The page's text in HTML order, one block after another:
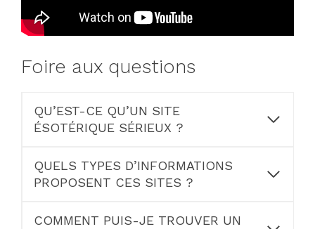
Foire aux questions
QU’EST-CE QU’UN SITE
ÉSOTÉRIQUE SÉRIEUX ?
QUELS TYPES D’INFORMATIONS
PROPOSENT CES SITES ?
COMMENT PUIS-JE TROUVER UN